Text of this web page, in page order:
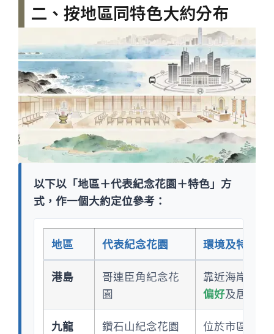
二、按地區同特色大約分布
以下以「地區＋代表紀念花園＋特色」方
式，作一個大約定位參考：
地區 代表紀念花園 環境及特色簡
港島
哥連臣角紀念花
園
靠近海岸，視
偏好及居住港
九龍 鑽石山紀念花園
位於市區，交